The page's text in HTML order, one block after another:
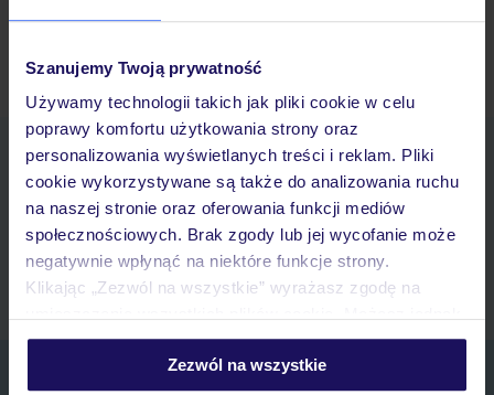
Szanujemy Twoją prywatność
Używamy technologii takich jak pliki cookie w celu
poprawy komfortu użytkowania strony oraz
personalizowania wyświetlanych treści i reklam. Pliki
cookie wykorzystywane są także do analizowania ruchu
na naszej stronie oraz oferowania funkcji mediów
społecznościowych. Brak zgody lub jej wycofanie może
negatywnie wpłynąć na niektóre funkcje strony.
Klikając „Zezwól na wszystkie” wyrażasz zgodę na
personalizować swój wybór wchodząc w zakładkę
Zezwól na wszystkie
Starsze wpisy »
Pobierz bezpłatną aplikację TUI
Szybkie wyszukiwanie i przeglądanie ofert
Lista ulubionych ofert i możliwość ich udostępniania
Historia wyszukiwań i ostatnio oglądanych ofert
Kontakt z TUI i wszystkie informacje o Twojej rezerwacji w myTUI
Zapisz się do newslettera